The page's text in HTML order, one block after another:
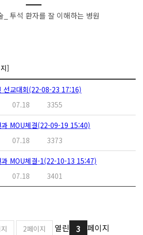
_ 투석 환자를 잘 이해하는 병원
]
선교대회(22-08-23 17:16)
07.18 3355
과 MOU체결(22-09-19 15:40)
07.18 3373
과 MOU체결-1(22-10-13 15:47)
07.18 3401
2페이지 열린 3 페이지